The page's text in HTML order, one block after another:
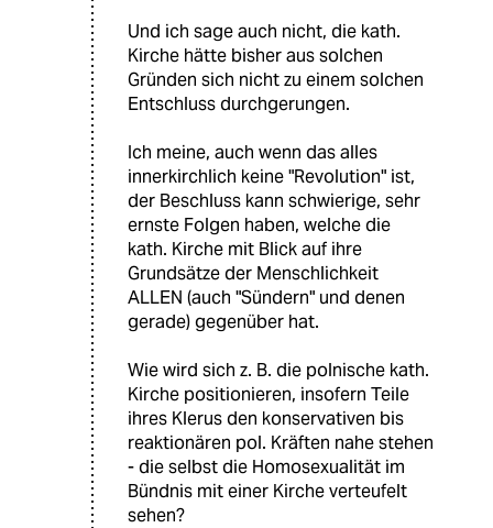
Und ich sage auch nicht, die kath.
Kirche hätte bisher aus solchen
Gründen sich nicht zu einem solchen
Entschluss durchgerungen.
Ich meine, auch wenn das alles
innerkirchlich keine "Revolution" ist,
der Beschluss kann schwierige, sehr
ernste Folgen haben, welche die
kath. Kirche mit Blick auf ihre
Grundsätze der Menschlichkeit
ALLEN (auch "Sündern" und denen
gerade) gegenüber hat.
Wie wird sich z. B. die polnische kath.
Kirche positionieren, insofern Teile
ihres Klerus den konservativen bis
reaktionären pol. Kräften nahe stehen
- die selbst die Homosexualität im
Bündnis mit einer Kirche verteufelt
sehen?